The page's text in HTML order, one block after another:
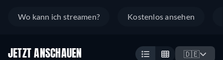
Wo kann ich streamen? Kostenlos ansehen
JETZT ANSCHAUEN 🇩🇪